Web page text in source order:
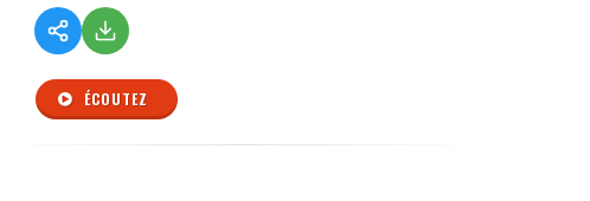
ÉCOUTEZ